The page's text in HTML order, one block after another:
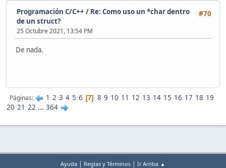
#70
Programación C/C++ / Re: Como uso un *char dentro
de un struct?
25 Octubre 2021, 13:54 PM
De nada.
Páginas 1 2 3 4 5 6 7 8 9 10 11 12 13 14 15 16 17 18 19
20 21 22 ... 364
Ayuda | Reglas y Términos | Ir Arriba ▲